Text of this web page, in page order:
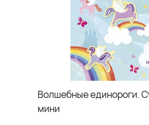
Волшебные единороги.
мини